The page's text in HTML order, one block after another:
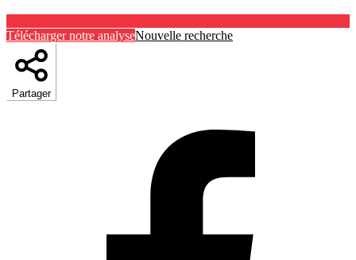
Télécharger notre analyseNouvelle recherche
Partager